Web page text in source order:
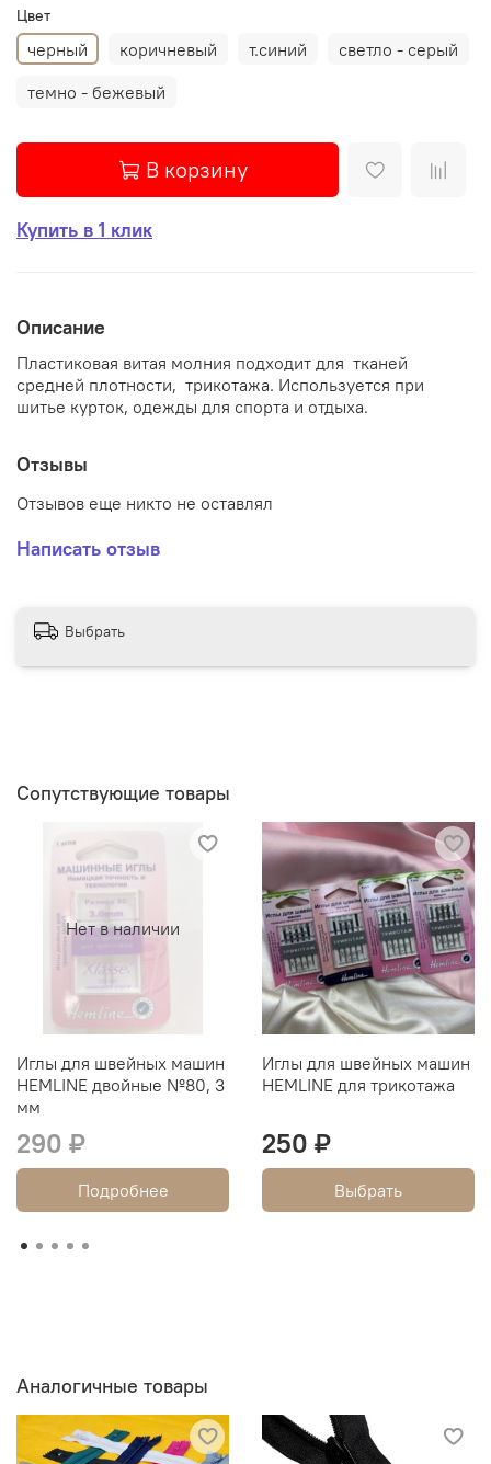
Цвет
черный коричневый т.синий
светло - серый
темно - бежевый
В корзину
Купить в 1 клик
Описание
Пластиковая витая молния подходит для тканей
средней плотности, трикотажа. Используется при
шитье курток, одежды для спорта и отдыха.
Отзывы
Отзывов еще никто не оставлял
Написать отзыв
Выбрать
Сопутствующие товары
Нет в наличии
Иглы для швейных машин
HEMLINE двойные №80, 3
мм
290 ₽
Подробнее
Иглы для швейных машин
HEMLINE для трикотажа
250 ₽
Выбрать
Аналогичные товары